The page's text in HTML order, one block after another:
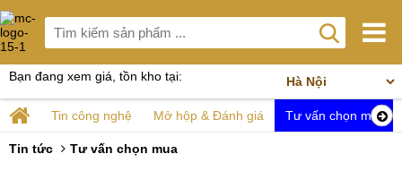
Bạn đang xem giá, tồn kho tại:
Tin công nghệ Mở hộp & Đánh giá Tư vấn chọn mua
Tin tức Tư vấn chọn mua